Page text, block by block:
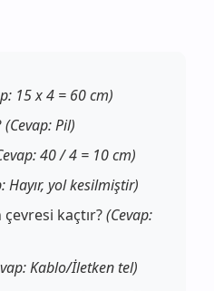
15 x 4 = 60 cm)
(Cevap: Pil)
40 / 4 = 10 cm)
Hayır, yol kesilmiştir)
kaçtır?(Cevap:
Kablo/İletken tel)